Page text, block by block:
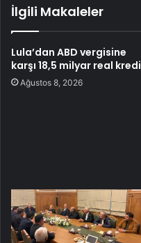
İlgili Makaleler
Lula’dan ABD vergisine
karşı 18,5 milyar real kredi
Ağustos 8, 2026